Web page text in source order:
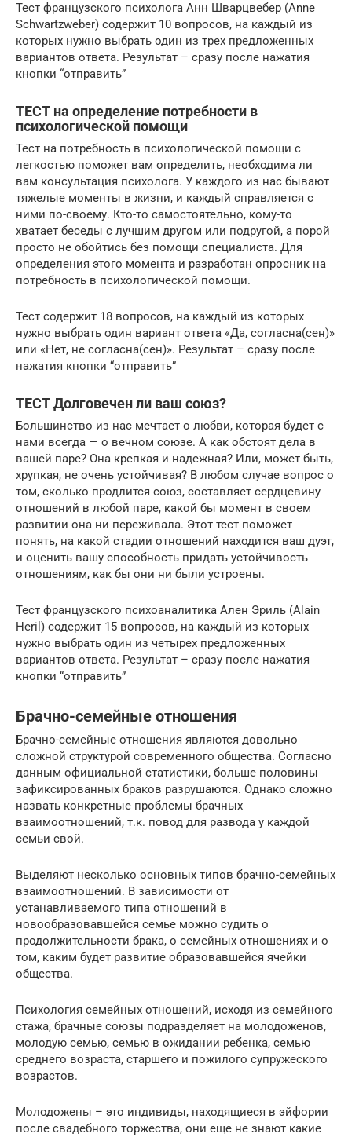
Тест французского психолога Анн Шварцвебер (Anne
Schwartzweber) содержит 10 вопросов, на каждый из
которых нужно выбрать один из трех предложенных
вариантов ответа. Результат – сразу после нажатия
кнопки “отправить”
ТЕСТ на определение потребности в
психологической помощи
Тест на потребность в психологической помощи с
легкостью поможет вам определить, необходима ли
вам консультация психолога. У каждого из нас бывают
тяжелые моменты в жизни, и каждый справляется с
ними по-своему. Кто-то самостоятельно, кому-то
хватает беседы с лучшим другом или подругой, а порой
просто не обойтись без помощи специалиста. Для
определения этого момента и разработан опросник на
потребность в психологической помощи.
Тест содержит 18 вопросов, на каждый из которых
нужно выбрать один вариант ответа «Да, согласна(сен)»
или «Нет, не согласна(сен)». Результат – сразу после
нажатия кнопки “отправить”
ТЕСТ Долговечен ли ваш союз?
Большинство из нас мечтает о любви, которая будет с
нами всегда — о вечном союзе. А как обстоят дела в
вашей паре? Она крепкая и надежная? Или, может быть,
хрупкая, не очень устойчивая? В любом случае вопрос о
том, сколько продлится союз, составляет сердцевину
отношений в любой паре, какой бы момент в своем
развитии она ни переживала. Этот тест поможет
понять, на какой стадии отношений находится ваш дуэт,
и оценить вашу способность придать устойчивость
отношениям, как бы они ни были устроены.
Тест французского психоаналитика Ален Эриль (Аlain
Heril) содержит 15 вопросов, на каждый из которых
нужно выбрать один из четырех предложенных
вариантов ответа. Результат – сразу после нажатия
кнопки “отправить”
Брачно-семейные отношения
Брачно-семейные отношения являются довольно
сложной структурой современного общества. Согласно
данным официальной статистики, больше половины
зафиксированных браков разрушаются. Однако сложно
назвать конкретные проблемы брачных
взаимоотношений, т.к. повод для развода у каждой
семьи свой.
Выделяют несколько основных типов брачно-семейных
взаимоотношений. В зависимости от
устанавливаемого типа отношений в
новообразовавшейся семье можно судить о
продолжительности брака, о семейных отношениях и о
том, каким будет развитие образовавшейся ячейки
общества.
Психология семейных отношений, исходя из семейного
стажа, брачные союзы подразделяет на молодоженов,
молодую семью, семью в ожидании ребенка, семью
среднего возраста, старшего и пожилого супружеского
возрастов.
Молодожены – это индивиды, находящиеся в эйфории
после свадебного торжества, они еще не знают какие